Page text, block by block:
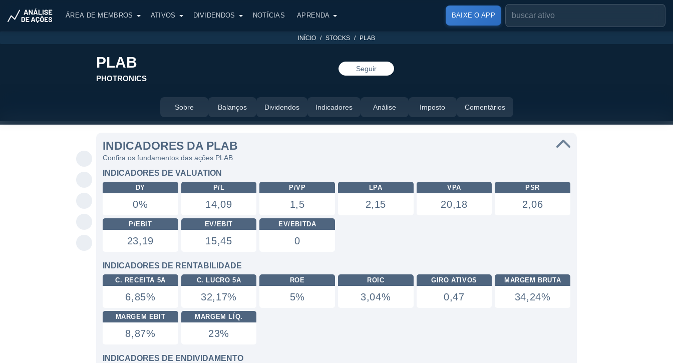
ÁREA DE MEMBROS ATIVOS DIVIDENDOS NOTÍCIAS APRENDA BAIXE O APP
INÍCIO STOCKS PLAB
PLAB
PHOTRONICS
Seguir
Sobre Balanços Dividendos Indicadores Análise Imposto Comentários
INDICADORES DA PLAB
Confira os fundamentos das ações PLAB
INDICADORES DE VALUATION
DY
0%
P/L
14,09
P/VP
1,5
LPA
2,15
VPA
20,18
PSR
2,06
P/EBIT
23,19
EV/EBIT
15,45
EV/EBITDA
0
INDICADORES DE RENTABILIDADE
C. RECEITA 5A
6,85%
C. LUCRO 5A
32,17%
ROE
5%
ROIC
3,04%
GIRO ATIVOS
0,47
MARGEM BRUTA
34,24%
MARGEM EBIT
8,87%
MARGEM LÍQ.
23%
INDICADORES DE ENDIVIDAMENTO